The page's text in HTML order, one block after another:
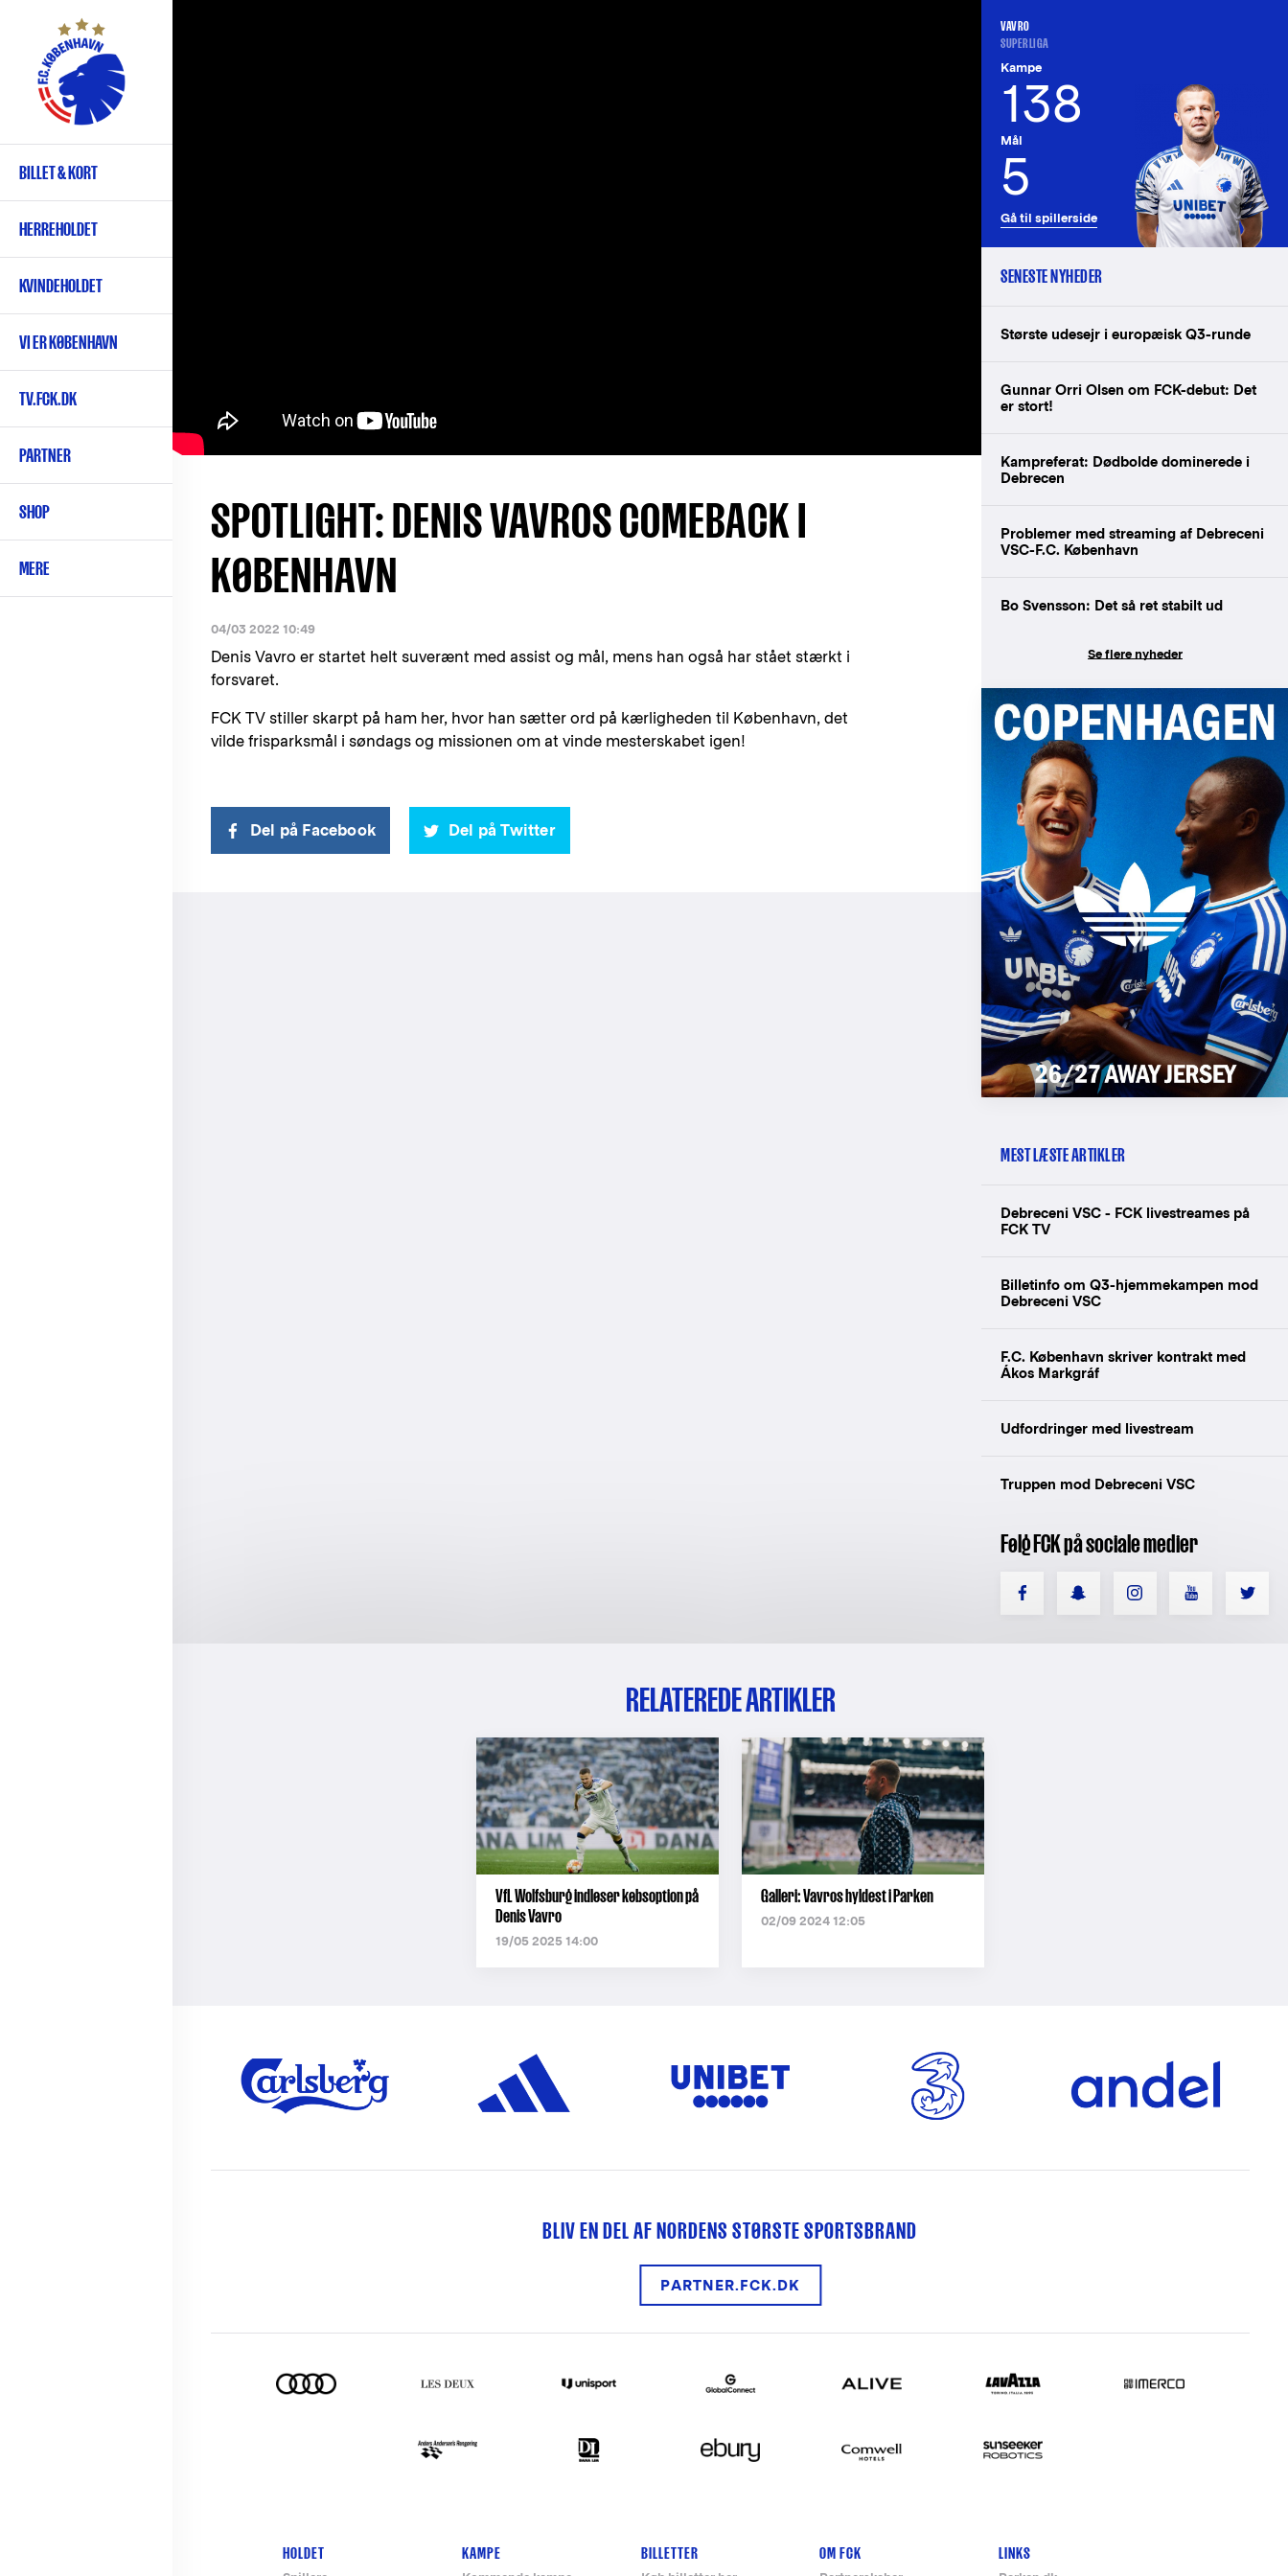
hovedindhold
Primær
navigation
BILLET & KORT
HERREHOLDET
KVINDEHOLDET
VI ER KØBENHAVN
TV.FCK.DK
PARTNER
SHOP
MERE
SPOTLIGHT: DENIS VAVROS COMEBACK I
KØBENHAVN
04/03 2022 10:49
Denis Vavro er startet helt suverænt med assist og mål, mens han også har stået stærkt i
forsvaret.
FCK TV stiller skarpt på ham her, hvor han sætter ord på kærligheden til København, det
vilde frisparksmål i søndags og missionen om at vinde mesterskabet igen!
Del på Facebook Del på Twitter
VAVRO
SUPERLIGA
Kampe
138
Mål
5
Gå til spillerside
SENESTE NYHEDER
Største udesejr i europæisk Q3-runde
Gunnar Orri Olsen om FCK-debut: Det
er stort!
Kampreferat: Dødbolde dominerede i
Debrecen
Problemer med streaming af Debreceni
VSC-F.C. København
Bo Svensson: Det så ret stabilt ud
Se flere nyheder
MEST LÆSTE ARTIKLER
Debreceni VSC - FCK livestreames på
FCK TV
Billetinfo om Q3-hjemmekampen mod
Debreceni VSC
F.C. København skriver kontrakt med
Ákos Markgráf
Udfordringer med livestream
Truppen mod Debreceni VSC
Følg FCK på sociale medier
RELATEREDE ARTIKLER
VfL Wolfsburg indløser købsoption på
Denis Vavro
19/05 2025 14:00
Galleri: Vavros hyldest i Parken
02/09 2024 12:05
BLIV EN DEL AF NORDENS STØRSTE SPORTSBRAND
PARTNER.FCK.DK
HOLDET KAMPE BILLETTER OM FCK LINKS